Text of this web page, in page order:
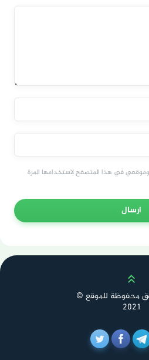
في هذا المتصفح لاستخدامها المرة
ارسال
Scroll up
محفوظة للموقع ©
2021